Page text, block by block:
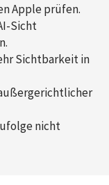
Apple prüfen.
Sicht
Sichtbarkeit in
nicht